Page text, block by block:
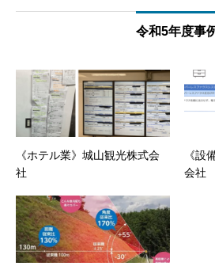
令和5年度事
《ホテル業》城山観光株式会
社
《設
会社